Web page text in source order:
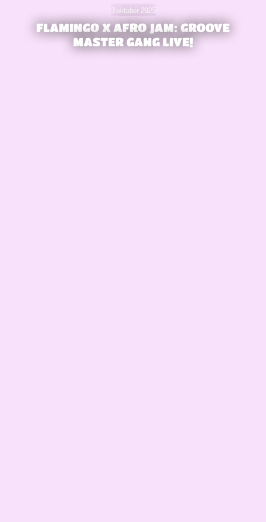
3 oktober 2025
FLAMINGO X AFRO JAM: GROOVE
MASTER GANG LIVE!